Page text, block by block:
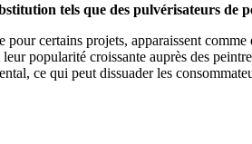
tels que des pulvérisateurs de
certains projets, apparaissent
popularité croissante auprès des
ce qui peut dissuader les